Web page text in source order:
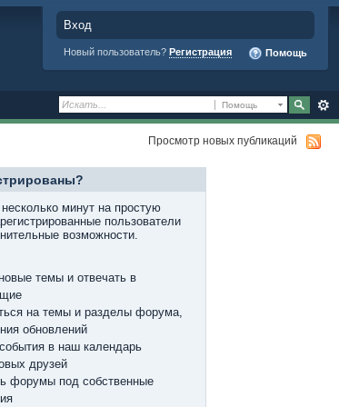
Вход
Новый пользователь? Регистрация Помощь
Помощь
Просмотр новых публикаций
несколько минут на простую
пользователи
возможности.
темы и отвечать в
на темы и разделы форума,
обновлений
в наш календарь
друзей
форумы под собственные